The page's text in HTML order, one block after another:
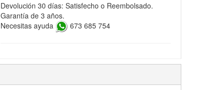
Devolución 30 días: Satisfecho o Reembolsado.
Garantía de 3 años.
Necesitas ayuda
673 685 754